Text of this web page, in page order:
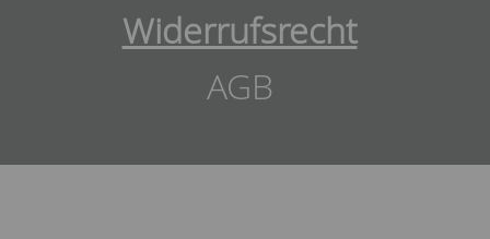
Widerrufsrecht
AGB